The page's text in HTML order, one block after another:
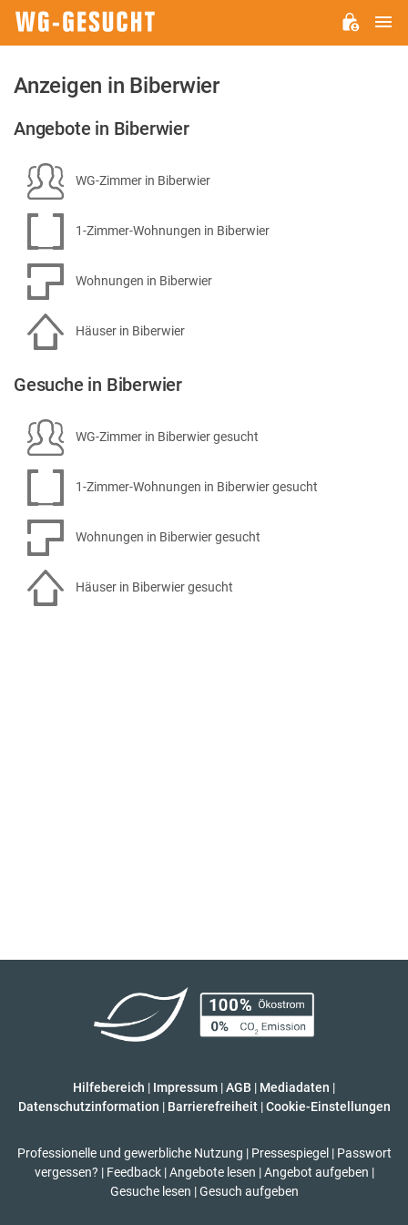
Anzeigen in Biberwier
Angebote in Biberwier
WG-Zimmer in Biberwier
1-Zimmer-Wohnungen in Biberwier
Wohnungen in Biberwier
Häuser in Biberwier
Gesuche in Biberwier
WG-Zimmer in Biberwier gesucht
1-Zimmer-Wohnungen in Biberwier gesucht
Wohnungen in Biberwier gesucht
Häuser in Biberwier gesucht
Hilfebereich | Impressum |AGB | Mediadaten |
Datenschutzinformation | Barrierefreiheit | Cookie-Einstellungen
Professionelle und gewerbliche Nutzung | Pressespiegel | Passwort
vergessen? | Feedback | Angebote lesen | Angebot aufgeben |
Gesuche lesen | Gesuch aufgeben